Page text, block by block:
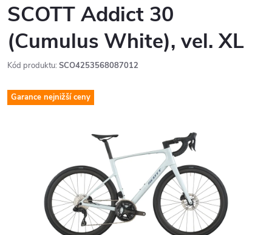
SCOTT Addict 30
(Cumulus White), vel. XL
Kód produktu: SCO4253568087012
Garance nejnižší ceny